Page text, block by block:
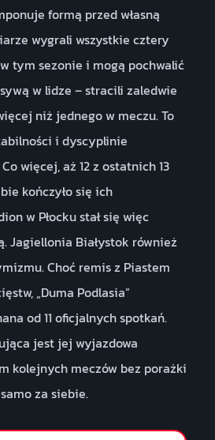
formą przed własną
wygrali wszystkie cztery
tym sezonie i mogą pochwalić
w lidze – stracili zaledwie
niż jednego w meczu. To
i dyscyplinie
więcej, aż 12 z ostatnich 13
kończyło się ich
w Płocku stał się więc
Jagiellonia Białystok również
Choć remis z Piastem
„Duma Podlasia”
od 11 oficjalnych spotkań.
jest jej wyjazdowa
kolejnych meczów bez porażki
za siebie.